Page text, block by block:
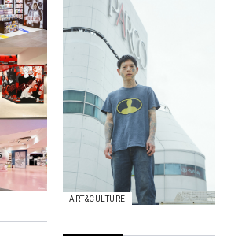
ART&CULTURE